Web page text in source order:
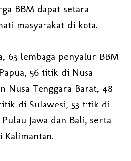
BBM dapat setara
masyarakat di kota.
63 lembaga penyalur BBM
56 titik di Nusa
Nusa Tenggara Barat, 48
di Sulawesi, 53 titik di
Jawa dan Bali, serta
Kalimantan.